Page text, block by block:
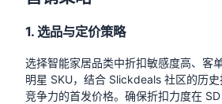
1. 选品与定价策略
选择智能家居品类中折扣敏感度高、客
明星 SKU，结合 Slickdeals 社区的历
竞争力的首发价格。确保折扣力度在